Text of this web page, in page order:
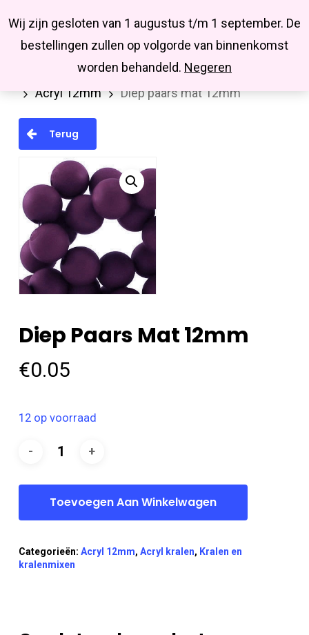
Wij zijn gesloten van 1 augustus t/m 1 september. De
bestellingen zullen op volgorde van binnenkomst
worden behandeld. Negeren
main
Missbluesieraden
searchaccount
Kralen en kralenmixen
Acryl kralen
Acryl 12mm
Diep paars mat 12mm
Terug
Diep Paars Mat 12mm
€0.05
12 op voorraad
Toevoegen Aan Winkelwagen
Categorieën: Acryl 12mm, Acryl kralen, Kralen en
kralenmixen
Close